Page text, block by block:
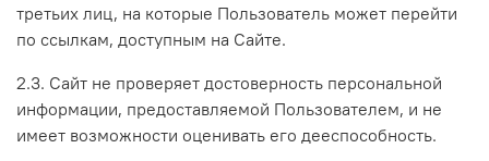
третьих лиц, на которые Пользователь может перейти
по ссылкам, доступным на Сайте.
2.3. Сайт не проверяет достоверность персональной
информации, предоставляемой Пользователем, и не
имеет возможности оценивать его дееспособность.